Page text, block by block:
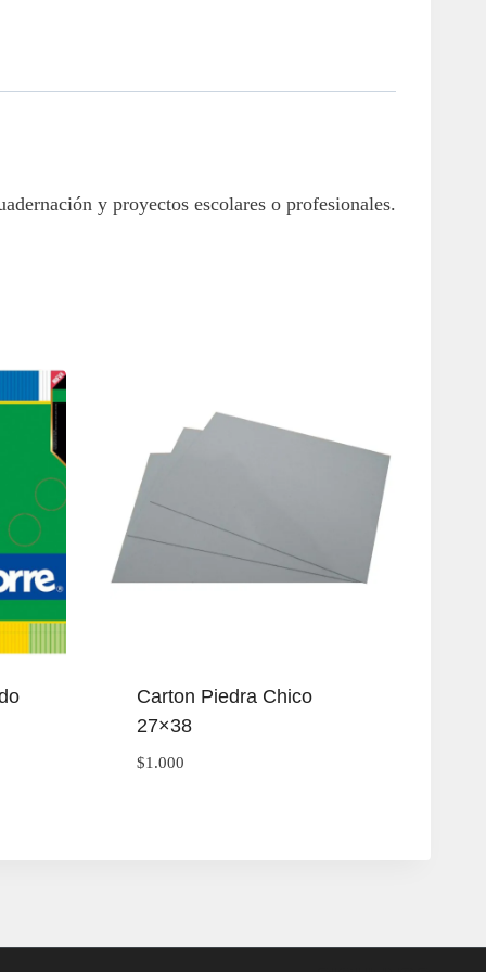
y proyectos escolares o profesionales.
Carton Piedra Chico
27×38
$1.000